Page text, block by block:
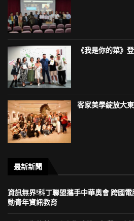
《我是你的菜》
客家美學綻放大
最新新聞
資訊無界!科丁聯盟攜手中華奧會 跨國
動青年資訊教育